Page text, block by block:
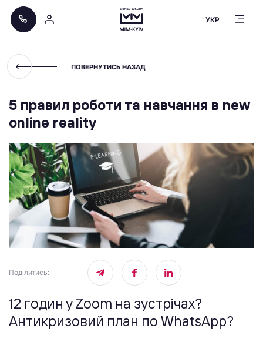
УКР
ПОВЕРНУТИСЬ НАЗАД
5 правил роботи та навчання в new
online reality
Поділитись:
12 годин у Zoom на зустрічах?
Антикризовий план по WhatsApp?